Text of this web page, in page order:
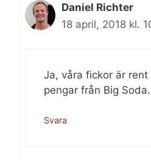
Daniel Richter
18 april, 2018 kl.
Ja, våra fickor är
pengar från Big Soda.
Svara